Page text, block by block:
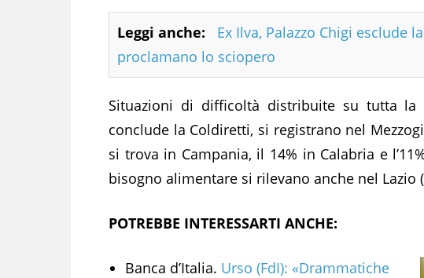
Leggi anche:
Ex Ilva, Palazzo Chigi esclude
proclamano lo sciopero
Situazioni di difficoltà distribuite su tutta la
conclude la Coldiretti, si registrano nel
si trova in Campania, il 14% in Calabria e
bisogno alimentare si rilevano anche nel Lazio
POTREBBE INTERESSARTI ANCHE:
Banca d’Italia. Urso (FdI): «Drammatiche